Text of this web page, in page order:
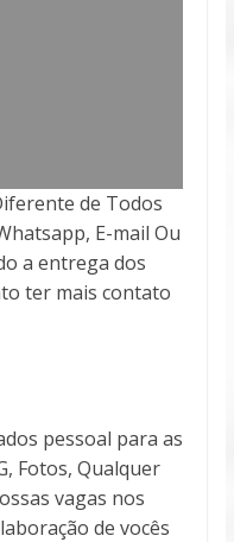
de Todos
E-mail Ou
a entrega dos
ter mais contato
pessoal para as
Fotos, Qualquer
vagas nos
de vocês